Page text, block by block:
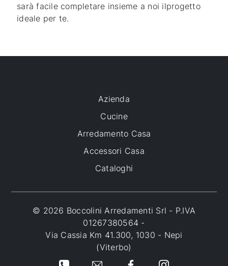
sarà facile completare insieme a noi ilprogetto
ideale per te.
Azienda
Cucine
Arredamento Casa
Accessori Casa
Cataloghi
© 2026 Boccolini Arredamenti Srl - P.IVA
01267380564 -
Via Cassia Km 41.300, 1030 - Nepi
(Viterbo)